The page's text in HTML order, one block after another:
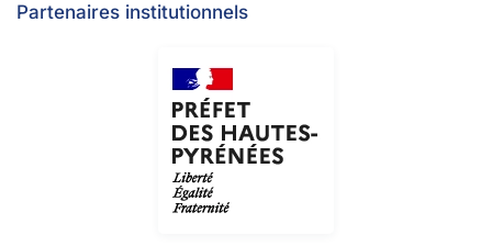
Partenaires institutionnels